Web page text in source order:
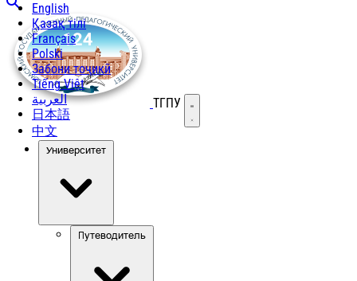
English
Қазақ тілі
Français
Polski
Забони тоҷикӣ
Tiếng Việt
العربية
日本語
中文
ТГПУ Открыть меню
Университет
Путеводитель